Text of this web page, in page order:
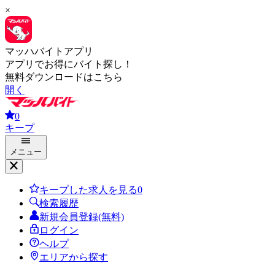
×
マッハバイトアプリ
アプリでお得にバイト探し！
無料ダウンロードはこちら
開く
0
キープ
メニュー
キープした求人を見る0
検索履歴
新規会員登録(無料)
ログイン
ヘルプ
エリアから探す